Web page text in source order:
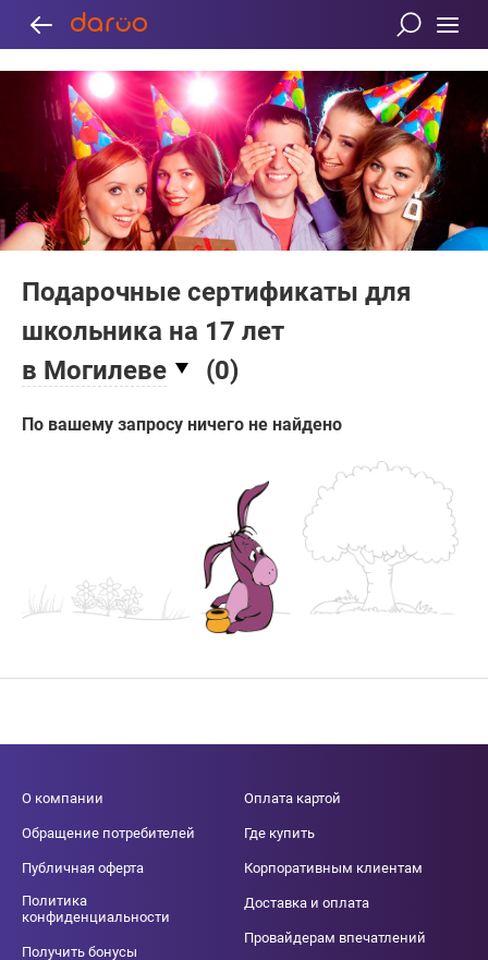
Подарочные сертификаты для
школьника на 17 лет
в Могилеве
(0)
По вашему запросу ничего не найдено
О компании
Обращение потребителей
Публичная оферта
Политика
конфиденциальности
Получить бонусы
Оплата картой
Где купить
Корпоративным клиентам
Доставка и оплата
Провайдерам впечатлений